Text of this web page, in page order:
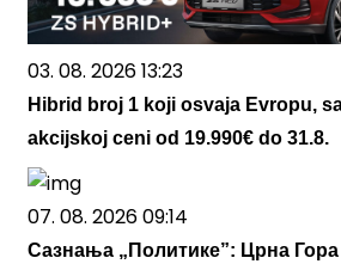
03. 08. 2026 13:23
Hibrid broj 1 koji osvaja Evropu,
akcijskoj ceni od 19.990€ do 31.8.
07. 08. 2026 09:14
Сазнања „Политике”: Црна Гора